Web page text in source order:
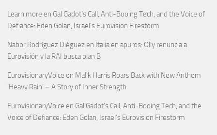
Learn more en Gal Gadot’s Call, Anti-Booing Tech, and the Voice of
Defiance: Eden Golan, Israel’s Eurovision Firestorm
Nabor Rodríguez Diéguez en Italia en apuros: Olly renuncia a
Eurovisión y la RAI busca plan B
EurovisionaryVoice en Malik Harris Roars Back with New Anthem
‘Heavy Rain’ – A Story of Inner Strength
EurovisionaryVoice en Gal Gadot’s Call, Anti-Booing Tech, and the
Voice of Defiance: Eden Golan, Israel’s Eurovision Firestorm